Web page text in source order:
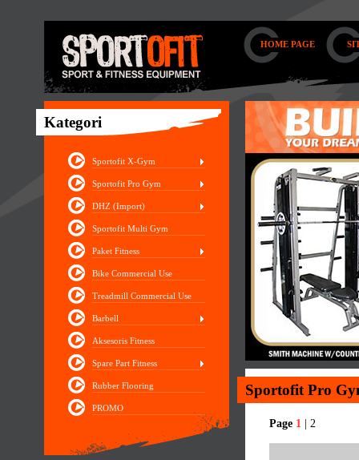
HOME PAGE
Kategori
Sportofit X-Gym
Sportofit Pro Gym
DHZ (Import)
Sportofit Multi Gym
Paket Fitness
Bike Commercial Use
Treadmill Commercial Use
Barbell
Aksesoris Fitness
Spare Part Fitness
Rubber Flooring
PROMO
Sportofit Pro
Page 1 2